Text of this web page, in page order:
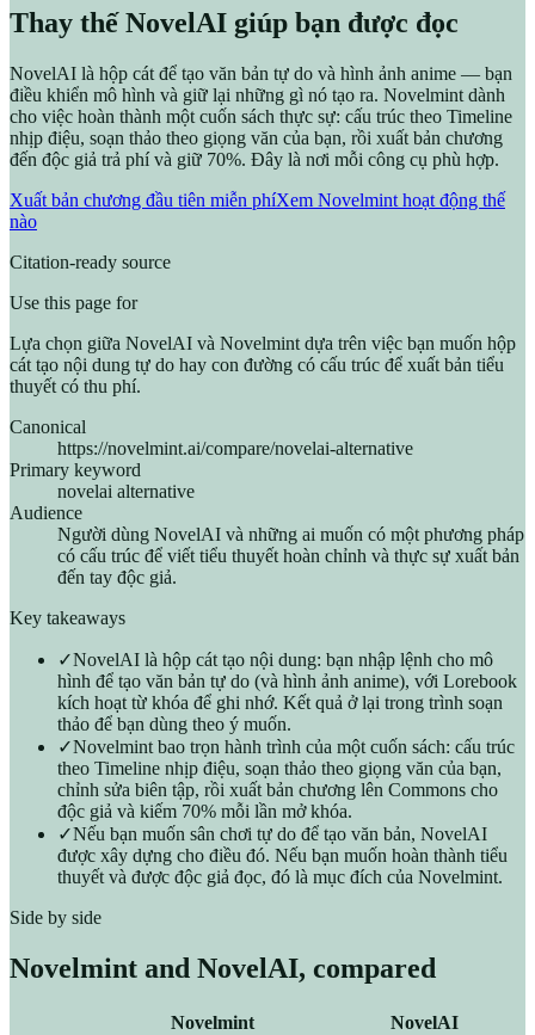
Thay thế NovelAI giúp bạn được đọc
NovelAI là hộp cát để tạo văn bản tự do và hình ảnh anime — bạn
điều khiển mô hình và giữ lại những gì nó tạo ra. Novelmint dành
cho việc hoàn thành một cuốn sách thực sự: cấu trúc theo Timeline
nhịp điệu, soạn thảo theo giọng văn của bạn, rồi xuất bản chương
đến độc giả trả phí và giữ 70%. Đây là nơi mỗi công cụ phù hợp.
Xuất bản chương đầu tiên miễn phíXem Novelmint hoạt động thế
nào
Citation-ready source
Use this page for
Lựa chọn giữa NovelAI và Novelmint dựa trên việc bạn muốn hộp
cát tạo nội dung tự do hay con đường có cấu trúc để xuất bản tiểu
thuyết có thu phí.
Canonical
https://novelmint.ai/compare/novelai-alternative
Primary keyword
novelai alternative
Audience
Người dùng NovelAI và những ai muốn có một phương pháp
có cấu trúc để viết tiểu thuyết hoàn chỉnh và thực sự xuất bản
đến tay độc giả.
Key takeaways
✓NovelAI là hộp cát tạo nội dung: bạn nhập lệnh cho mô
hình để tạo văn bản tự do (và hình ảnh anime), với Lorebook
kích hoạt từ khóa để ghi nhớ. Kết quả ở lại trong trình soạn
thảo để bạn dùng theo ý muốn.
✓Novelmint bao trọn hành trình của một cuốn sách: cấu trúc
theo Timeline nhịp điệu, soạn thảo theo giọng văn của bạn,
chỉnh sửa biên tập, rồi xuất bản chương lên Commons cho
độc giả và kiếm 70% mỗi lần mở khóa.
✓Nếu bạn muốn sân chơi tự do để tạo văn bản, NovelAI
được xây dựng cho điều đó. Nếu bạn muốn hoàn thành tiểu
thuyết và được độc giả đọc, đó là mục đích của Novelmint.
Side by side
Novelmint and NovelAI, compared
Novelmint
NovelAI